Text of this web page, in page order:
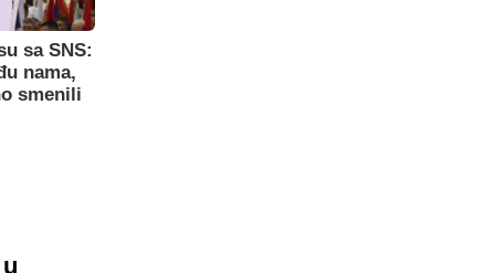
sa SNS:
nama,
smenili